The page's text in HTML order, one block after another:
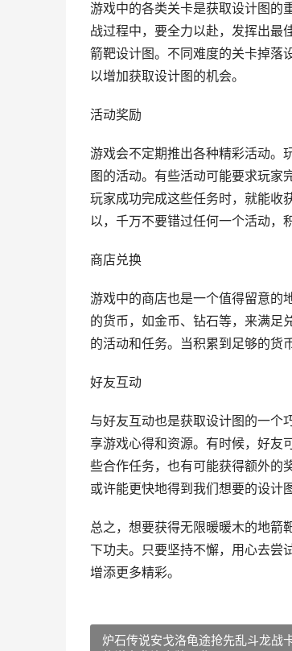
游戏中的各类关卡是获取设计图的
战过程中，要全力以赴，发挥出最
箭靶设计图。不同难度的关卡掉落
以增加获取设计图的机会。
活动奖励
游戏会不定期推出各种精彩活动。
图的活动。有些活动可能要求玩家
玩家成功完成这些任务时，就能收
以，千万不要错过任何一个活动，
商店兑换
游戏中的商店也是一个值得留意的
的货币，如金币、钻石等，来满足
的活动和任务。当积累到足够的货
好友互动
与好友互动也是获取设计图的一个
享游戏心得和资源。有时候，好友
些合作任务，也有可能获得额外的
或许能更快地得到我们想要的设计图
总之，想要获得无限暖暖木的地箭
下功夫。只要坚持不懈，用心去尝
增添更多精彩。
炉石传说安戈洛龟途抢先乱斗龙战